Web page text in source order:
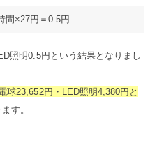
間×27円＝0.5円
照明0.5円という結果となりまし
球23,652円・LED照明4,380円と
す。